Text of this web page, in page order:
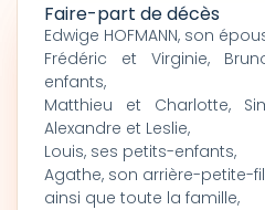
Faire-part de décès
Edwige HOFMANN, son
Frédéric et Virginie,
enfants,
Matthieu et Charlotte,
Alexandre et Leslie,
Louis, ses petits-enfants,
Agathe, son arrière-petite-
ainsi que toute la famille,